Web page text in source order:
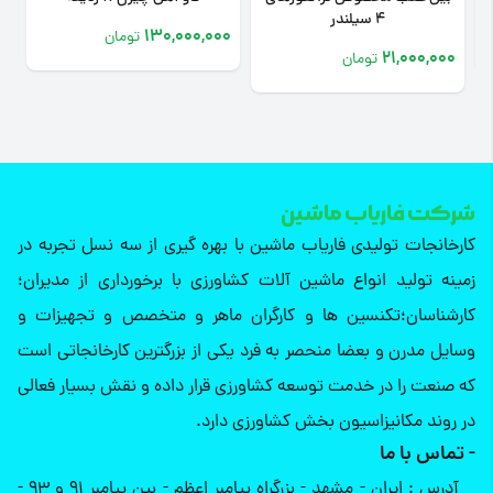
4 سیلندر
21,000,000 تومان
130,000,000 تومان
شرکت فاریاب ماشین
کارخانجات تولیدی فاریاب ماشین با بهره گیری از سه نسل تجربه در
زمینه تولید انواع ماشین آلات کشاورزی با برخورداری از مدیران؛
کارشناسان؛تکنسین ها و کارگران ماهر و متخصص و تجهیزات و
وسایل مدرن و بعضا منحصر به فرد یکی از بزرگترین کارخانجاتی است
که صنعت را در خدمت توسعه کشاورزی قرار داده و نقش بسیار فعالی
در روند مکانیزاسیون بخش کشاورزی دارد.
- تماس با ما